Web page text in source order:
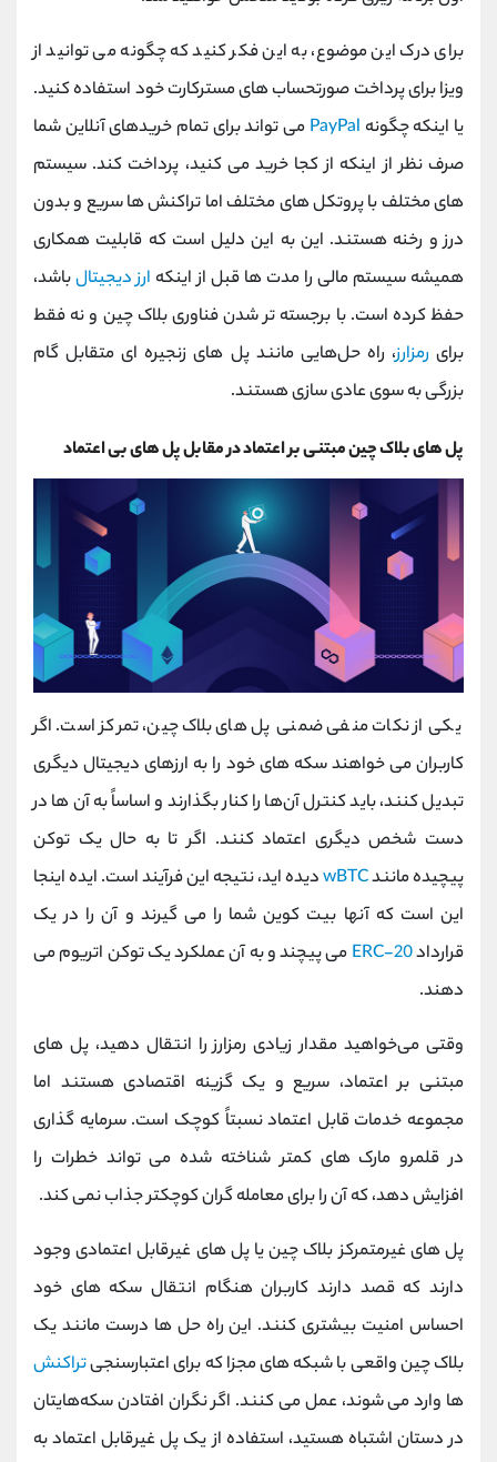
برای درک این موضوع، به این فکر کنید که چگونه می توانید از
ویزا برای پرداخت صورتحساب های مسترکارت خود استفاده کنید.
یا اینکه چگونه PayPal می تواند برای تمام خریدهای آنلاین شما
صرف نظر از اینکه از کجا خرید می کنید، پرداخت کند. سیستم
های مختلف با پروتکل های مختلف اما تراکنش ها سریع و بدون
درز و رخنه هستند. این به این دلیل است که قابلیت همکاری
همیشه سیستم مالی را مدت‌ ها قبل از اینکه ارز دیجیتالباشد،
حفظ کرده است. با برجسته‌ تر شدن فناوری بلاک چین و نه فقط
برای رمزارز، راه ‌حل‌هایی مانند پل‌ های زنجیره ‌ای متقابل گام
بزرگی به سوی عادی ‌سازی هستند.
پل های بلاک چین مبتنی بر اعتماد در مقابل پل های بی اعتماد
یکی از نکات منفی ضمنی پل های بلاک چین، تمرکز است. اگر
کاربران می ‌خواهند سکه ‌های خود را به ارزهای دیجیتال دیگری
تبدیل کنند، باید کنترل آن‌ها را کنار بگذارند و اساساً به آن‌ ها در
دست شخص دیگری اعتماد کنند. اگر تا به حال یک توکن
پیچیده مانندwBTCدیده اید، نتیجه این فرآیند است. ایده اینجا
این است که آنها بیت کوین شما را می گیرند و آن را در یک
قراردادERC-20 می پیچند و به آن عملکرد یک توکن اتریوم می
دهند.
وقتی می‌خواهید مقدار زیادی رمزارز را انتقال دهید، پل‌ های
مبتنی بر اعتماد، سریع و یک گزینه اقتصادی هستند اما
مجموعه خدمات قابل اعتماد نسبتاً کوچک است. سرمایه گذاری
در قلمرو مارک های کمتر شناخته شده می تواند خطرات را
افزایش دهد، که آن را برای معامله گران کوچکتر جذاب نمی کند.
پل‌ های غیرمتمرکز بلاک چین یا پل‌ های غیرقابل اعتمادی وجود
دارند که قصد دارند کاربران هنگام انتقال سکه‌ های خود
احساس امنیت بیشتری کنند. این راه‌ حل ‌ها درست مانند یک
بلاک چین واقعی با شبکه‌ های مجزا که برای اعتبارسنجیتراکنش‌
ها وارد می ‌شوند، عمل می‌ کنند. اگر نگران افتادن سکه‌هایتان
در دستان اشتباه هستید، استفاده از یک پل غیرقابل اعتماد به